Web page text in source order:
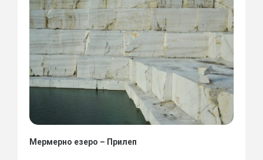
Мермерно езеро – Прилеп